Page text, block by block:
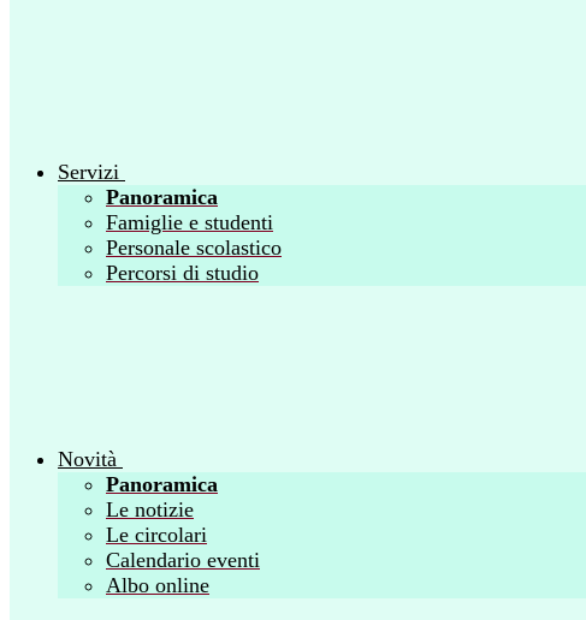
Servizi
Panoramica
Famiglie e studenti
Personale scolastico
Percorsi di studio
Novità
Panoramica
Le notizie
Le circolari
Calendario eventi
Albo online